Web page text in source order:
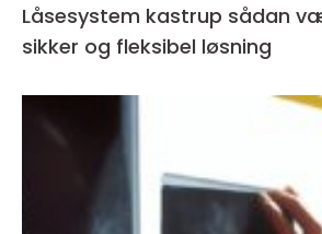
Låsesystem kastrup sådan vælger du en
sikker og fleksibel løsning